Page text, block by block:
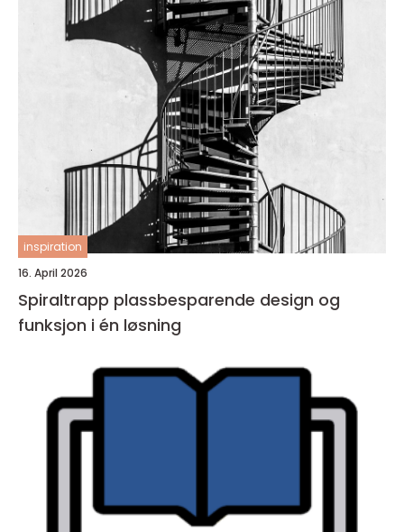
inspiration
16. April 2026
Spiraltrapp plassbesparende design og
funksjon i én løsning